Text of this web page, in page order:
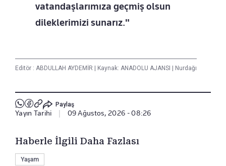
vatandaşlarımıza geçmiş olsun
dileklerimizi sunarız."
Editör : ABDULLAH AYDEMİR Kaynak: ANADOLU AJANSI Nurdağı
Paylaş
Yayın Tarihi 09 Ağustos, 2026 - 08:26
Haberle İlgili Daha Fazlası
Yaşam